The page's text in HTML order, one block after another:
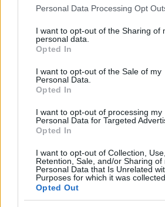
Please note that this website/app uses
not limited to your visit or usage
grant or deny consent to Google and
use your data for below specified
consent section.
Personal Data Processing Opt
I want to opt-out of the Sharing of
personal data.
Opted In
I want to opt-out of the Sale of my
Personal Data.
Opted In
I want to opt-out of processing my
Personal Data for Targeted
Opted In
I want to opt-out of Collection, Use,
Retention, Sale, and/or Sharing of
Personal Data that Is Unrelated
Purposes for which it was collected.
Opted Out
KÉPESLAP